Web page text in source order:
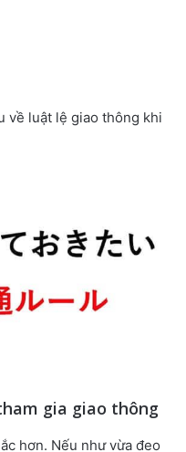
về luật lệ giao thông khi
gia giao thông
hơn. Nếu như vừa đeo